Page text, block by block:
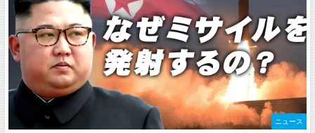
ニュース